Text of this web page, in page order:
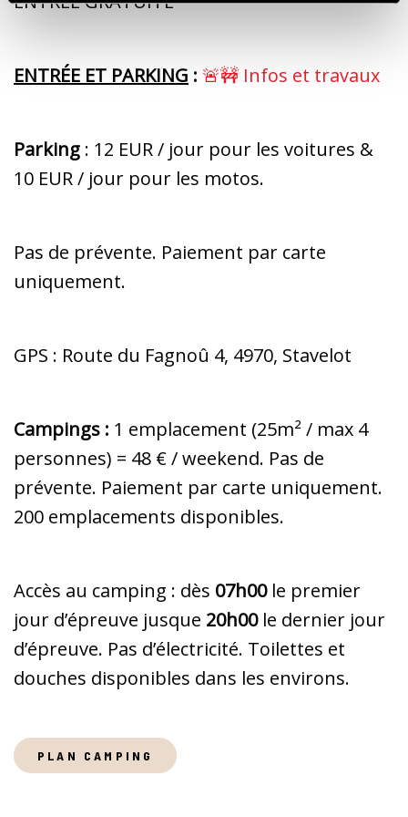
ENTRÉE ET PARKING : 🚨🚧 Infos et travaux
Parking : 12 EUR / jour pour les voitures &
10 EUR / jour pour les motos.
Pas de prévente. Paiement par carte
uniquement.
GPS : Route du Fagnoû 4, 4970, Stavelot
Campings : 1 emplacement (25m² / max 4
personnes) = 48 € / weekend. Pas de
prévente. Paiement par carte uniquement.
200 emplacements disponibles.
Accès au camping : dès 07h00le premier
jour d’épreuve jusque 20h00le dernier jour
d’épreuve. Pas d’électricité. Toilettes et
douches disponibles dans les environs.
PLAN CAMPING